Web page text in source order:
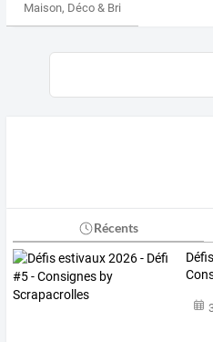
Maison, Déco & Bricolage
Récents